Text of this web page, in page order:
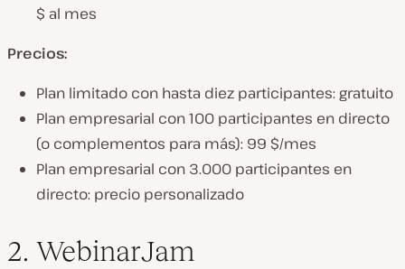
$ al mes
Precios:
Plan limitado con hasta diez participantes: gratuito
Plan empresarial con 100 participantes en directo
(o complementos para más): 99 $/mes
Plan empresarial con 3.000 participantes en
directo: precio personalizado
2. WebinarJam